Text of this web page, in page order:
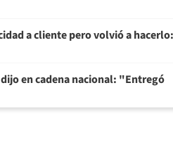
a cliente pero volvió a
en cadena nacional: "Entregó